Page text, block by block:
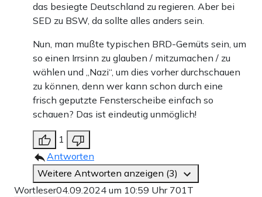
das besiegte Deutschland zu regieren. Aber bei
SED zu BSW, da sollte alles anders sein.
Nun, man mußte typischen BRD-Gemüts sein, um
so einen Irrsinn zu glauben / mitzumachen / zu
wählen und „Nazi“, um dies vorher durchschauen
zu können, denn wer kann schon durch eine
frisch geputzte Fensterscheibe einfach so
schauen? Das ist eindeutig unmöglich!
1
Antworten
Weitere Antworten anzeigen (3)
Wortleser04.09.2024 um 10:59 Uhr 701T